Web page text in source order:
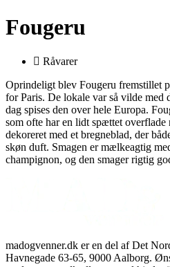
Fougeru
Råvarer
Oprindeligt blev Fougeru fremstillet
for Paris. De lokale var så vilde med
dag spises den over hele Europa.
som ofte har en lidt spættet overflade
dekoreret med et bregneblad, der
skøn duft. Smagen er mælkeagtig
champignon, og den smager rigtig
madogvenner.dk er en del af Det
Havnegade 63-65, 9000 Aalborg.